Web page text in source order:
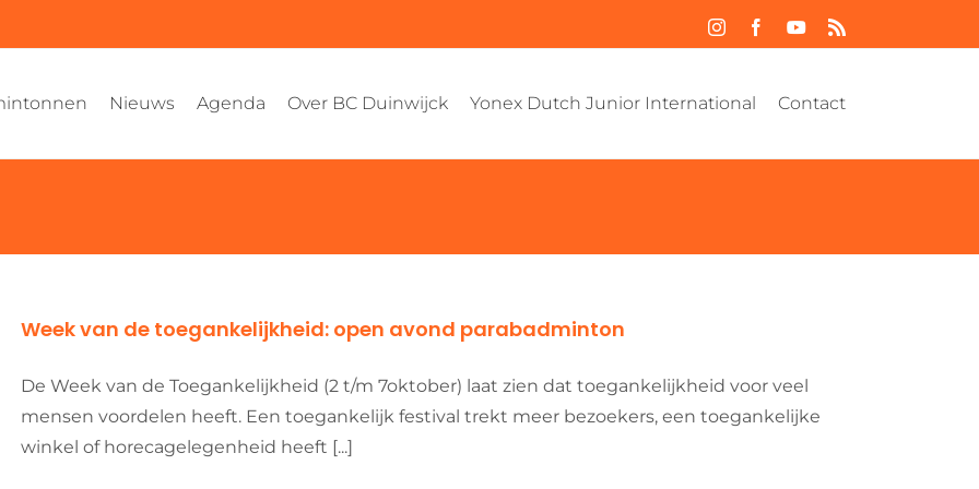
InstagramFacebookYouTube
Nieuws Agenda Over BC Duinwijck Yonex Dutch Junior International Contact
Week van de toegankelijkheid: open avond parabadminton
De Week van de Toegankelijkheid (2 t/m 7oktober) laat zien dat toegankelijkheid voor veel
mensen voordelen heeft. Een toegankelijk festival trekt meer bezoekers, een toegankelijke
winkel of horecagelegenheid heeft [...]